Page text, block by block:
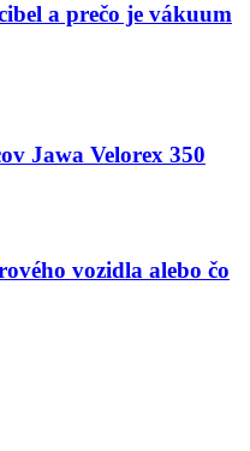
a prečo je vákuum
Jawa Velorex 350
vozidla alebo čo